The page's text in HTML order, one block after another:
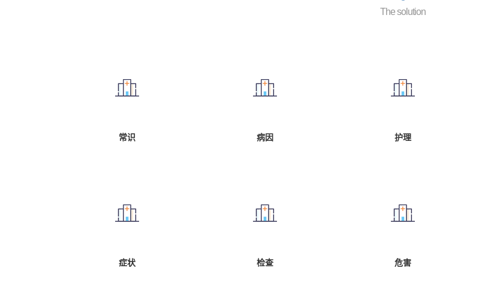
The solution
常识 病因 护理
症状 检查 危害